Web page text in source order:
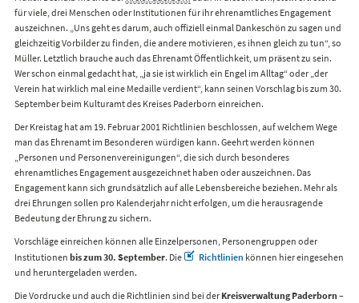
für viele, drei Menschen oder Institutionen für ihr ehrenamtliches Engagement
auszeichnen. „Uns geht es darum, auch offiziell einmal Dankeschön zu sagen und
gleichzeitig Vorbilder zu finden, die andere motivieren, es ihnen gleich zu tun“, so
Müller. Letztlich brauche auch das Ehrenamt Öffentlichkeit, um präsent zu sein.
Wer schon einmal gedacht hat, „ja sie ist wirklich ein Engel im Alltag“ oder „der
Verein hat wirklich mal eine Medaille verdient“, kann seinen Vorschlag bis zum 30.
September beim Kulturamt des Kreises Paderborn einreichen.
Der Kreistag hat am 19. Februar 2001 Richtlinien beschlossen, auf welchem Wege
man das Ehrenamt im Besonderen würdigen kann. Geehrt werden können
„Personen und Personenvereinigungen“, die sich durch besonderes
ehrenamtliches Engagement ausgezeichnet haben oder auszeichnen. Das
Engagement kann sich grundsätzlich auf alle Lebensbereiche beziehen. Mehr als
drei Ehrungen sollen pro Kalenderjahr nicht erfolgen, um die herausragende
Bedeutung der Ehrung zu sichern.
Vorschläge einreichen können alle Einzelpersonen, Personengruppen oder
Institutionen bis zum 30. September. Die Richtlinien können hier eingesehen
und heruntergeladen werden.
Die Vordrucke und auch die Richtlinien sind bei der Kreisverwaltung Paderborn –